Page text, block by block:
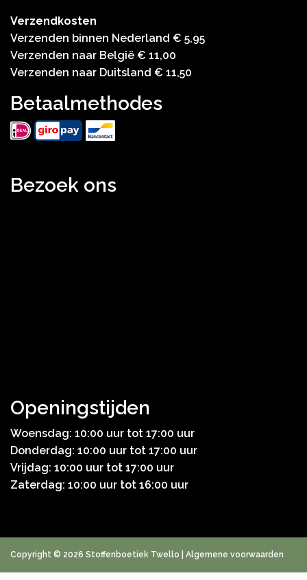
Verzendkosten
Verzenden binnen Nederland € 5,95
Verzenden naar België € 11,00
Verzenden naar Duitsland € 11,50
Betaalmethodes
Bezoek ons
Openingstijden
Woensdag: 10:00 uur tot 17:00 uur
Donderdag: 10:00 uur tot 17:00 uur
Vrijdag: 10:00 uur tot 17:00 uur
Zaterdag: 10:00 uur tot 16:00 uur
Copyright © 2026 Stoffenboetiek Twello | Algemene voorwaarden